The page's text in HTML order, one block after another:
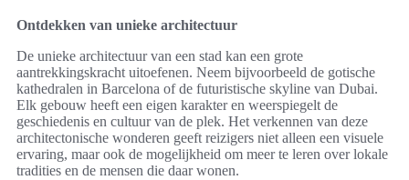
Ontdekken van unieke architectuur
De unieke architectuur van een stad kan een grote
aantrekkingskracht uitoefenen. Neem bijvoorbeeld de gotische
kathedralen in Barcelona of de futuristische skyline van Dubai.
Elk gebouw heeft een eigen karakter en weerspiegelt de
geschiedenis en cultuur van de plek. Het verkennen van deze
architectonische wonderen geeft reizigers niet alleen een visuele
ervaring, maar ook de mogelijkheid om meer te leren over lokale
tradities en de mensen die daar wonen.